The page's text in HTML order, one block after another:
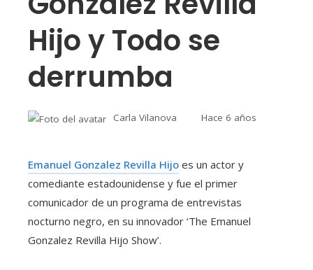
Hijo y Todo se
derrumba
Carla Vilanova Hace 6 años
Emanuel Gonzalez Revilla Hijo es un actor y
comediante estadounidense y fue el primer
comunicador de un programa de entrevistas
nocturno negro, en su innovador ‘The Emanuel
Gonzalez Revilla Hijo Show’.